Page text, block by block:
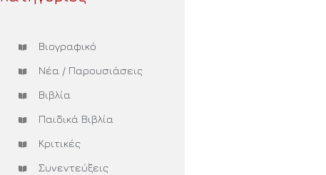
Βιογραφικό
Νέα / Παρουσιάσεις
Βιβλία
Παιδικά Βιβλία
Κριτικές
Συνεντεύξεις